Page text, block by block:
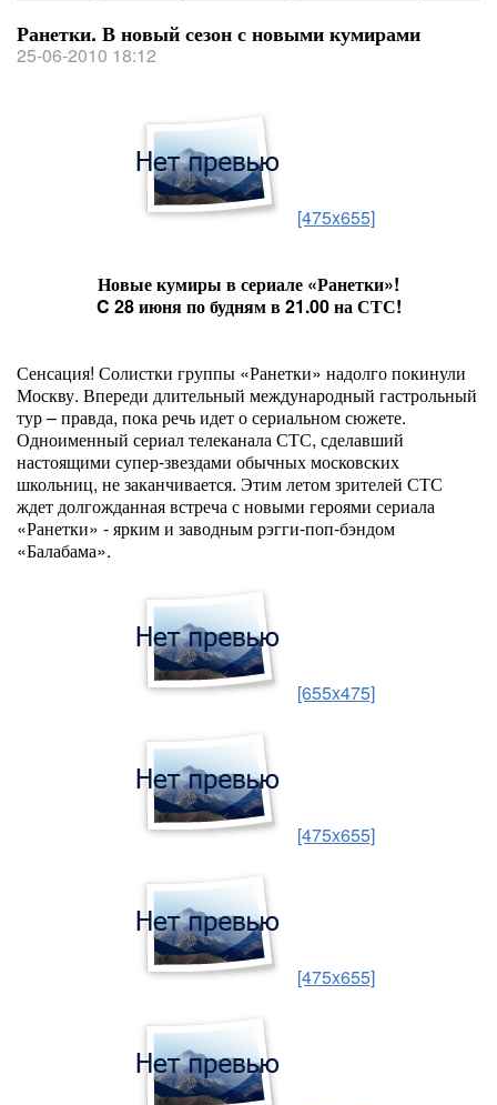
Ранетки. В новый сезон с новыми кумирами
25-06-2010 18:12
[475x655]
Новые кумиры в сериале «Ранетки»!
C 28 июня по будням в 21.00 на СТС!
Сенсация! Солистки группы «Ранетки» надолго покинули
Москву. Впереди длительный международный гастрольный
тур – правда, пока речь идет о сериальном сюжете.
Одноименный сериал телеканала СТС, сделавший
настоящими супер-звездами обычных московских
школьниц, не заканчивается. Этим летом зрителей СТС
ждет долгожданная встреча с новыми героями сериала
«Ранетки» - ярким и заводным рэгги-поп-бэндом
«Балабама».
[655x475]
[475x655]
[475x655]